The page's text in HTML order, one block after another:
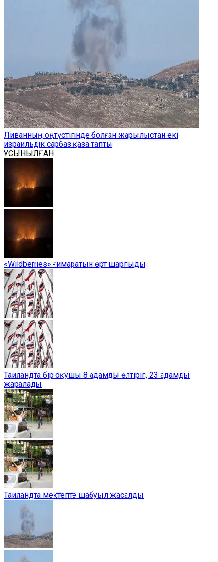
Ливанның оңтүстігінде болған жарылыстан екі
израильдік сарбаз қаза тапты
ҰСЫНЫЛҒАН
«Wildberries» ғимаратын өрт шарпыды
Таиландта бір оқушы 8 адамды өлтіріп, 23 адамды
жаралады
Таиландта мектепте шабуыл жасалды